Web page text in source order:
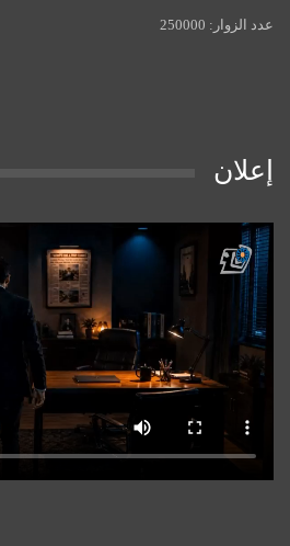
عدد الزوار: 250000
إعلان